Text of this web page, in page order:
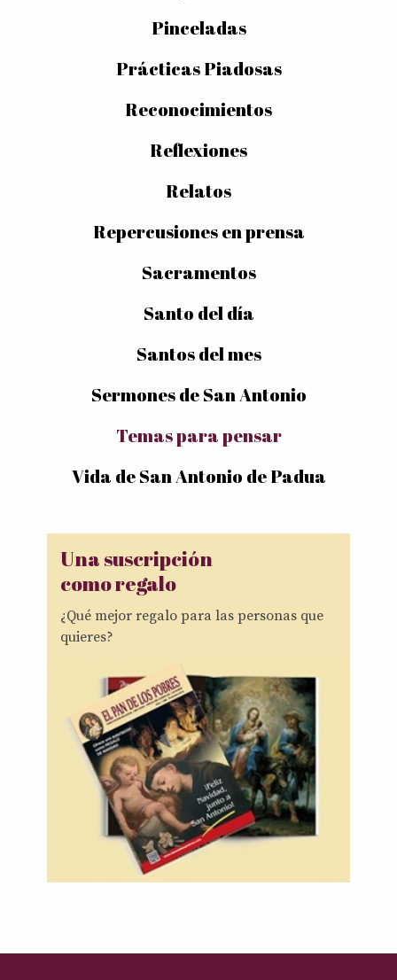
Pinceladas
Prácticas Piadosas
Reconocimientos
Reflexiones
Relatos
Repercusiones en prensa
Sacramentos
Santo del día
Santos del mes
Sermones de San Antonio
Temas para pensar
Vida de San Antonio de Padua
Una suscripción
como regalo
¿Qué mejor regalo para las personas que
quieres?